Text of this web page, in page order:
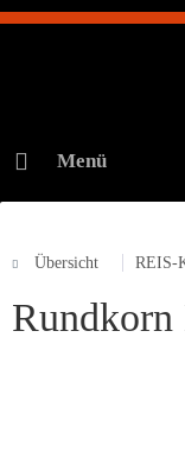
Menü
Übersicht REIS-
ONLINE-SHOP
Rundkorn